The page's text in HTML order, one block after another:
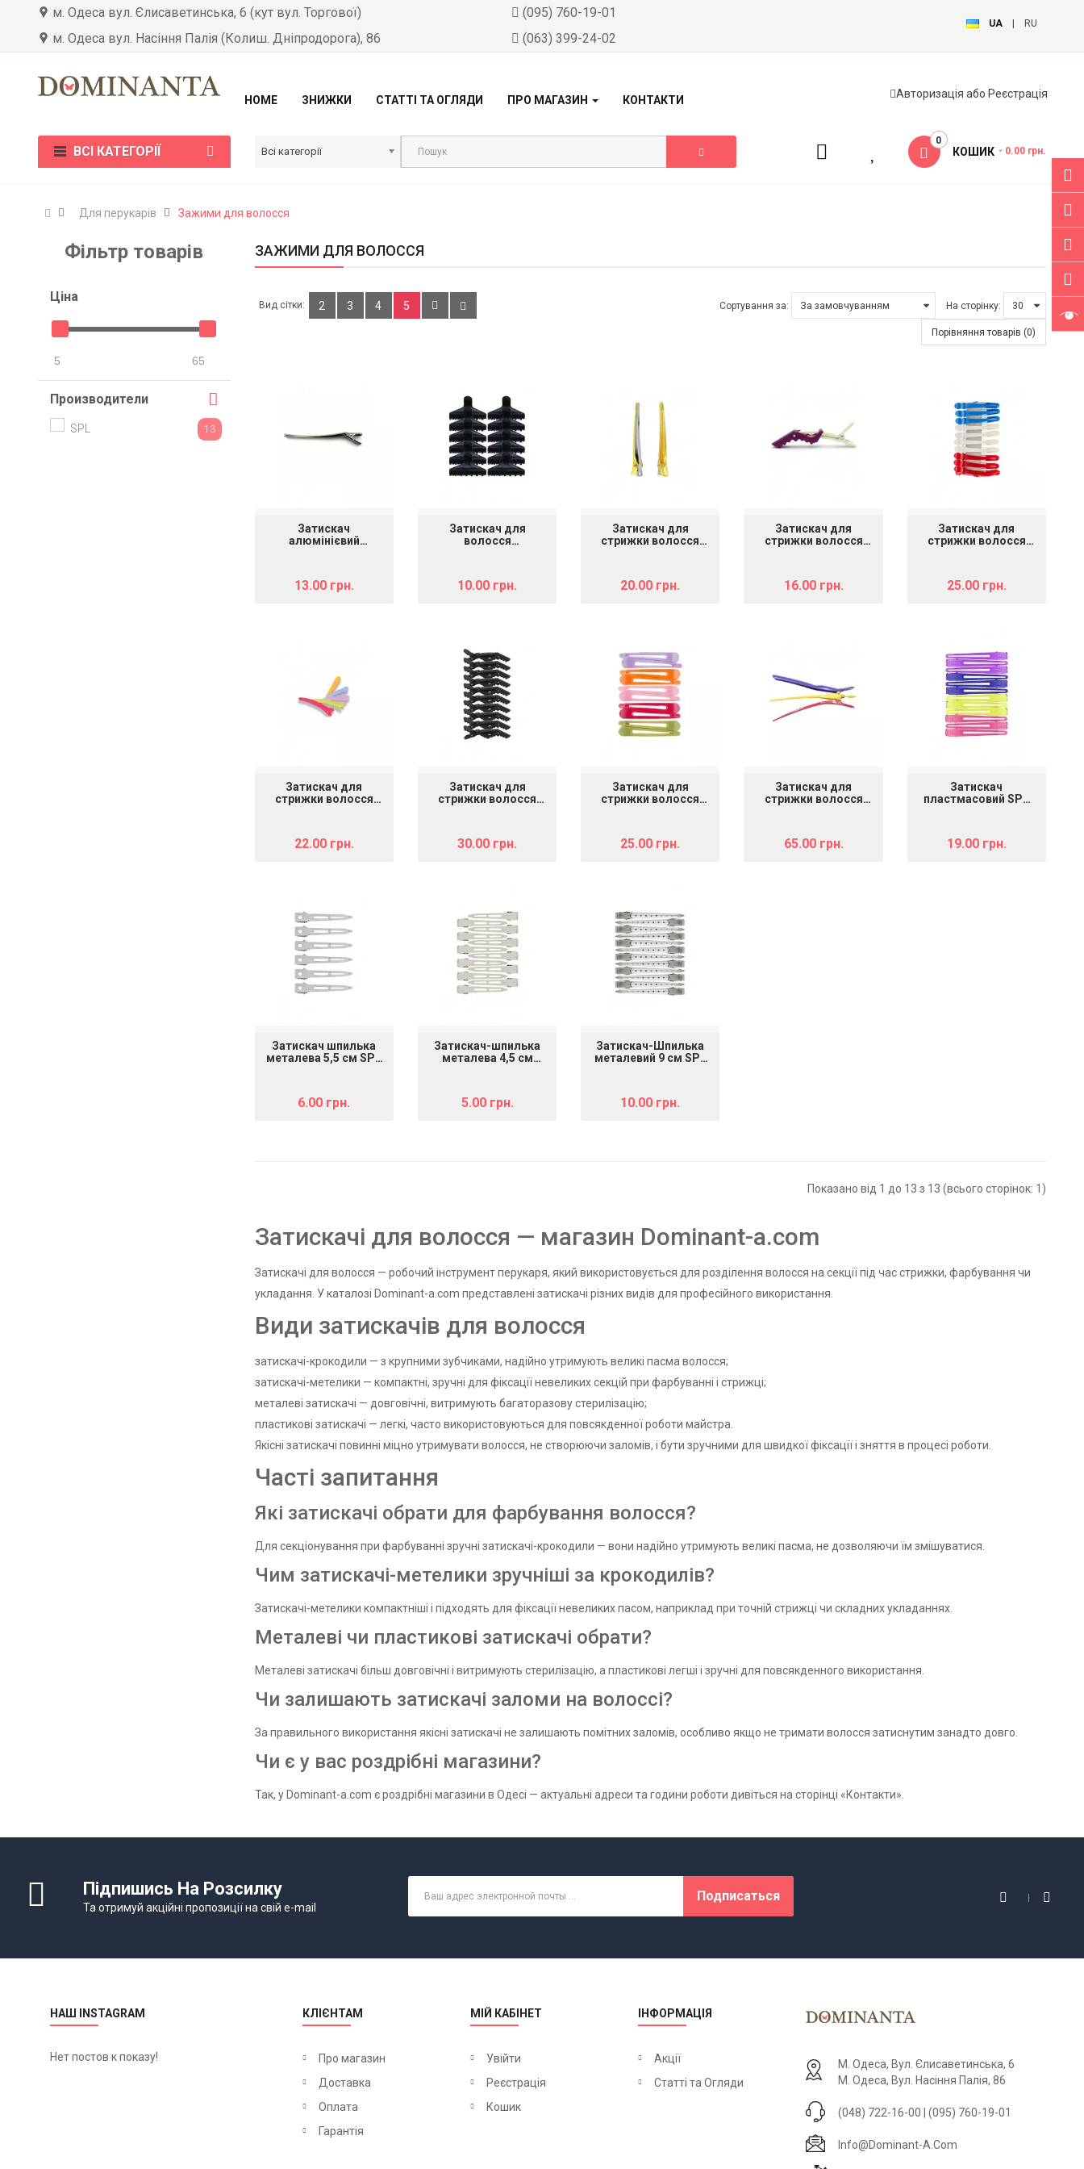
м. Одеса вул. Єлисаветинська, 6 (кут вул. Торгової)
м. Одеса вул. Насіння Палія (Колиш. Дніпродорога), 86
(095) 760-19-01
(063) 399-24-02
UA RU
HOME ЗНИЖКИ СТАТТІ ТА ОГЛЯДИ ПРО МАГАЗИН КОНТАКТИ Авторизація або Реєстрація
ВСІ КАТЕГОРІЇ Всі категорії КОШИК
0
- 0.00 грн.
Для перукарів Зажими для волосся
Фільтр товарів
Цiна
5 65
Производители
SPL 13
ЗАЖИМИ ДЛЯ ВОЛОССЯ
Вид сітки: 2 3 4 5 Сортування за: На сторінку:
Порівняння товарів (0)
Затискач
алюмінієвий
13.00 грн.
Затискач для
волосся
10.00 грн.
Затискач для
стрижки волосся
20.00 грн.
Затискач для
стрижки волосся
16.00 грн.
Затискач для
стрижки волосся
25.00 грн.
Затискач для
стрижки волосся
22.00 грн.
Затискач для
стрижки волосся
30.00 грн.
Затискач для
стрижки волосся
25.00 грн.
Затискач для
стрижки волосся
65.00 грн.
Затискач
пластмасовий SPL
19.00 грн.
Затискач шпилька
металева 5,5 см SPL
6.00 грн.
Затискач-шпилька
металева 4,5 см
5.00 грн.
Затискач-Шпилька
металевий 9 см SPL
10.00 грн.
Показано від 1 до 13 з 13 (всього сторінок: 1)
Затискачі для волосся — магазин Dominant-a.com
Затискачі для волосся — робочий інструмент перукаря, який використовується для розділення волосся на секції під час стрижки, фарбування чи
укладання. У каталозі Dominant-a.com представлені затискачі різних видів для професійного використання.
Види затискачів для волосся
затискачі-крокодили — з крупними зубчиками, надійно утримують великі пасма волосся;
затискачі-метелики — компактні, зручні для фіксації невеликих секцій при фарбуванні і стрижці;
металеві затискачі — довговічні, витримують багаторазову стерилізацію;
пластикові затискачі — легкі, часто використовуються для повсякденної роботи майстра.
Якісні затискачі повинні міцно утримувати волосся, не створюючи заломів, і бути зручними для швидкої фіксації і зняття в процесі роботи.
Часті запитання
Які затискачі обрати для фарбування волосся?
Для секціонування при фарбуванні зручні затискачі-крокодили — вони надійно утримують великі пасма, не дозволяючи їм змішуватися.
Чим затискачі-метелики зручніші за крокодилів?
Затискачі-метелики компактніші і підходять для фіксації невеликих пасом, наприклад при точній стрижці чи складних укладаннях.
Металеві чи пластикові затискачі обрати?
Металеві затискачі більш довговічні і витримують стерилізацію, а пластикові легші і зручні для повсякденного використання.
Чи залишають затискачі заломи на волоссі?
За правильного використання якісні затискачі не залишають помітних заломів, особливо якщо не тримати волосся затиснутим занадто довго.
Чи є у вас роздрібні магазини?
Так, у Dominant-a.com є роздрібні магазини в Одесі — актуальні адреси та години роботи дивіться на сторінці «Контакти».
Підпишись На Розсилку
Та отримуй акційні пропозиції на свій e-mail
Подписаться
НАШ INSTAGRAM
Нет постов к показу!
КЛІЄНТАМ
Про магазин
Доставка
Оплата
Гарантія
МІЙ КАБІНЕТ
Увійти
Реєстрація
Кошик
ІНФОРМАЦІЯ
Акції
Статті та Огляди
М. Одеса, Вул. Єлисаветинська, 6
М. Одеса, Вул. Насіння Палія, 86
(048) 722-16-00 | (095) 760-19-01
Info@dominant-A.com